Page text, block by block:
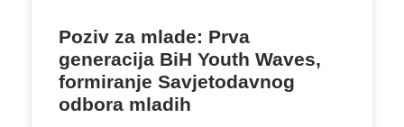
Poziv za mlade: Prva
generacija BiH Youth Waves,
formiranje Savjetodavnog
odbora mladih